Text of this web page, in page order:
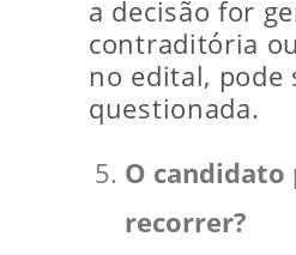
a decisão for
contraditória
no edital, pode
questionada.
O candidato
recorrer?